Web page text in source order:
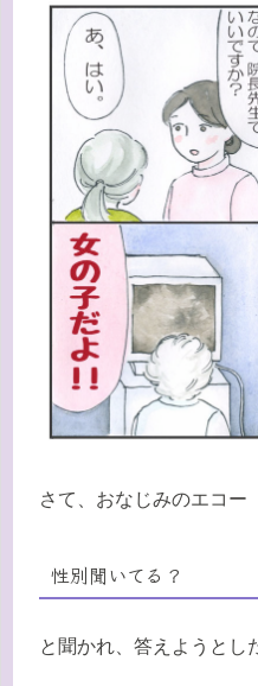
さて、おなじみのエコー
性別聞いてる？
と聞かれ、答えようとし